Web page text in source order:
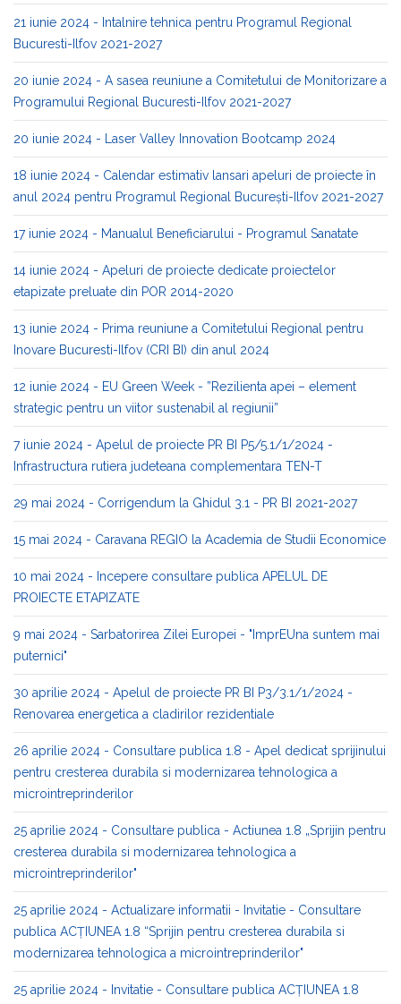
21 iunie 2024 - Intalnire tehnica pentru Programul Regional
Bucuresti-Ilfov 2021-2027
20 iunie 2024 - A sasea reuniune a Comitetului de Monitorizare a
Programului Regional Bucuresti-Ilfov 2021-2027
20 iunie 2024 - Laser Valley Innovation Bootcamp 2024
18 iunie 2024 - Calendar estimativ lansari apeluri de proiecte în
anul 2024 pentru Programul Regional București-Ilfov 2021-2027
17 iunie 2024 - Manualul Beneficiarului - Programul Sanatate
14 iunie 2024 - Apeluri de proiecte dedicate proiectelor
etapizate preluate din POR 2014-2020
13 iunie 2024 - Prima reuniune a Comitetului Regional pentru
Inovare Bucuresti-Ilfov (CRI BI) din anul 2024
12 iunie 2024 - EU Green Week - ”Rezilienta apei – element
strategic pentru un viitor sustenabil al regiunii”
7 iunie 2024 - Apelul de proiecte PR BI P5/5.1/1/2024 -
Infrastructura rutiera judeteana complementara TEN-T
29 mai 2024 - Corrigendum la Ghidul 3.1 - PR BI 2021-2027
15 mai 2024 - Caravana REGIO la Academia de Studii Economice
10 mai 2024 - Incepere consultare publica APELUL DE
PROIECTE ETAPIZATE
9 mai 2024 - Sarbatorirea Zilei Europei - "ImprEUna suntem mai
puternici"
30 aprilie 2024 - Apelul de proiecte PR BI P3/3.1/1/2024 -
Renovarea energetica a cladirilor rezidentiale
26 aprilie 2024 - Consultare publica 1.8 - Apel dedicat sprijinului
pentru cresterea durabila si modernizarea tehnologica a
microintreprinderilor
25 aprilie 2024 - Consultare publica - Actiunea 1.8 „Sprijin pentru
cresterea durabila si modernizarea tehnologica a
microintreprinderilor"
25 aprilie 2024 - Actualizare informatii - Invitatie - Consultare
publica ACȚIUNEA 1.8 “Sprijin pentru cresterea durabila si
modernizarea tehnologica a microintreprinderilor"
25 aprilie 2024 - Invitatie - Consultare publica ACȚIUNEA 1.8